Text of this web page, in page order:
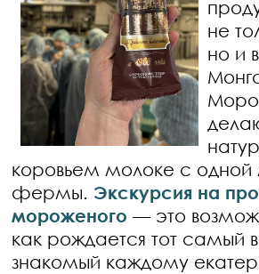
не
но и
коровьем молоке с одной
фермы. Экскурсия на
мороженого — это
как рождается тот самый
знакомый каждому